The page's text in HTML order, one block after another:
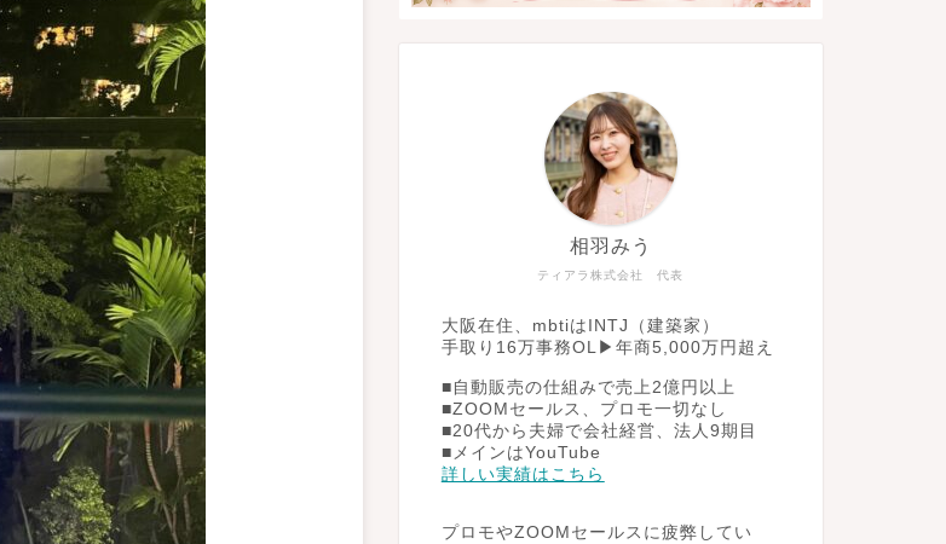
ティアラ株式会社 代表
相羽みう
大阪在住、mbtiはINTJ（建築家）
手取り16万事務OL▶︎年商5,000万円超え
■自動販売の仕組みで売上2億円以上
■ZOOMセールス、プロモ一切なし
■20代から夫婦で会社経営、法人9期目
■メインはYouTube
詳しい実績はこちら
プロモやZOOMセールスに疲弊してい